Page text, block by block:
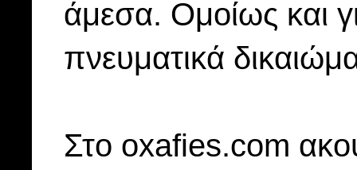
άμεσα. Ομοίως και
πνευματικά
Στo oxafies.com